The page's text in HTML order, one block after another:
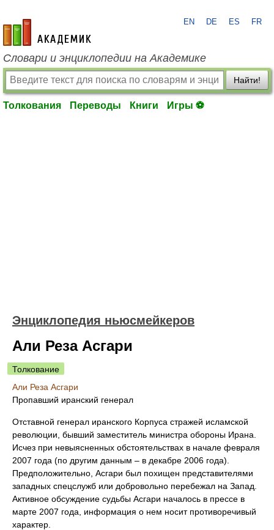
academic.ru
EN DE ES FR
Словари и энциклопедии на Академике
Найти!
Толкования Переводы Книги Игры ⚽
Энциклопедия ньюсмейкеров
Али Реза Асгари
Толкование
Али Реза Асгари
Пропавший иранский генерал
Отставной генерал иранского Корпуса стражей исламской
революции, бывший заместитель министра обороны Ирана.
Исчез при невыясненных обстоятельствах в начале февраля
2007 года (по другим данным – в декабре 2006 года).
Предположительно, Асгари был похищен представителями
западных спецслужб или добровольно перебежал на Запад.
Активное обсуждение судьбы Асгари началось в прессе в
марте 2007 года, информация о нем носит противоречивый
характер.